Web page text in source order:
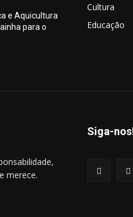
e Aquicultura
para o
Cultura
Educação
merece.
Siga-